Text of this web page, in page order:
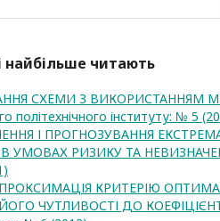
найбільше читають
СХЕМИ З ВИКОРИСТАННЯМ
політехнічного інституту: № 5
І ПРОГНОЗУВАННЯ
УМОВАХ РИЗИКУ ТА
КРИТЕРІЮ
ЧУТЛИВОСТІ ДО